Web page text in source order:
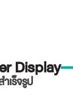
Display
เร็จรูป